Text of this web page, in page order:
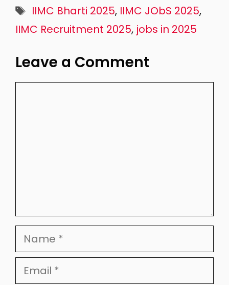
Tags
IIMC Bharti 2025, IIMC JObS 2025,
IIMC Recruitment 2025, jobs in 2025
Leave a Comment
Name
Email